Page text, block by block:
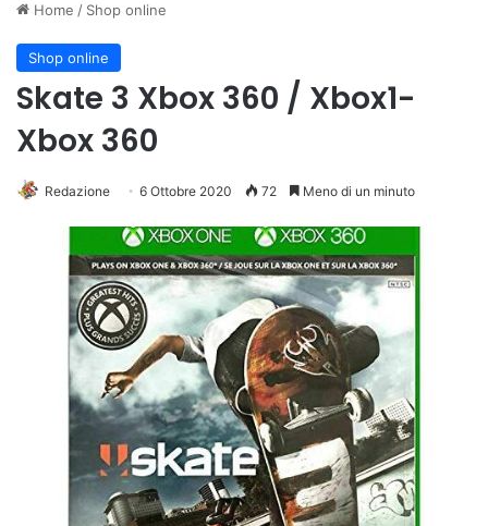
Home / Shop online
Shop online
Skate 3 Xbox 360 / Xbox1-
Xbox 360
Redazione 6 Ottobre 2020 72 Meno di un minuto